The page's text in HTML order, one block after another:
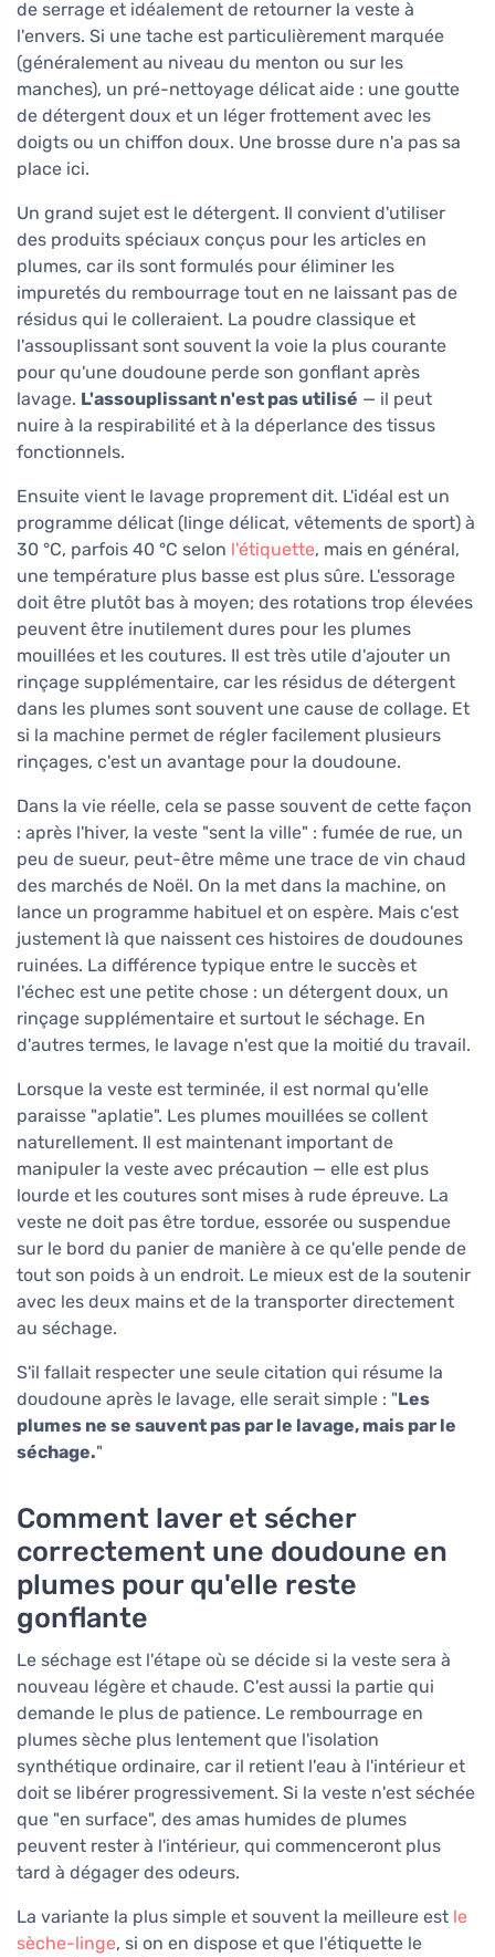
de serrage et idéalement de retourner la veste à
l'envers. Si une tache est particulièrement marquée
(généralement au niveau du menton ou sur les
manches), un pré-nettoyage délicat aide : une goutte
de détergent doux et un léger frottement avec les
doigts ou un chiffon doux. Une brosse dure n'a pas sa
place ici.
Un grand sujet est le détergent. Il convient d'utiliser
des produits spéciaux conçus pour les articles en
plumes, car ils sont formulés pour éliminer les
impuretés du rembourrage tout en ne laissant pas de
résidus qui le colleraient. La poudre classique et
l'assouplissant sont souvent la voie la plus courante
pour qu'une doudoune perde son gonflant après
lavage. L'assouplissant n'est pas utilisé — il peut
nuire à la respirabilité et à la déperlance des tissus
fonctionnels.
Ensuite vient le lavage proprement dit. L'idéal est un
programme délicat (linge délicat, vêtements de sport) à
30 °C, parfois 40 °C selon l'étiquette, mais en général,
une température plus basse est plus sûre. L'essorage
doit être plutôt bas à moyen; des rotations trop élevées
peuvent être inutilement dures pour les plumes
mouillées et les coutures. Il est très utile d'ajouter un
rinçage supplémentaire, car les résidus de détergent
dans les plumes sont souvent une cause de collage. Et
si la machine permet de régler facilement plusieurs
rinçages, c'est un avantage pour la doudoune.
Dans la vie réelle, cela se passe souvent de cette façon
: après l'hiver, la veste "sent la ville" : fumée de rue, un
peu de sueur, peut-être même une trace de vin chaud
des marchés de Noël. On la met dans la machine, on
lance un programme habituel et on espère. Mais c'est
justement là que naissent ces histoires de doudounes
ruinées. La différence typique entre le succès et
l'échec est une petite chose : un détergent doux, un
rinçage supplémentaire et surtout le séchage. En
d'autres termes, le lavage n'est que la moitié du travail.
Lorsque la veste est terminée, il est normal qu'elle
paraisse "aplatie". Les plumes mouillées se collent
naturellement. Il est maintenant important de
manipuler la veste avec précaution — elle est plus
lourde et les coutures sont mises à rude épreuve. La
veste ne doit pas être tordue, essorée ou suspendue
sur le bord du panier de manière à ce qu'elle pende de
tout son poids à un endroit. Le mieux est de la soutenir
avec les deux mains et de la transporter directement
au séchage.
S'il fallait respecter une seule citation qui résume la
doudoune après le lavage, elle serait simple : "Les
plumes ne se sauvent pas par le lavage, mais par le
séchage."
Comment laver et sécher
correctement une doudoune en
plumes pour qu'elle reste
gonflante
Le séchage est l'étape où se décide si la veste sera à
nouveau légère et chaude. C'est aussi la partie qui
demande le plus de patience. Le rembourrage en
plumes sèche plus lentement que l'isolation
synthétique ordinaire, car il retient l'eau à l'intérieur et
doit se libérer progressivement. Si la veste n'est séchée
que "en surface", des amas humides de plumes
peuvent rester à l'intérieur, qui commenceront plus
tard à dégager des odeurs.
La variante la plus simple et souvent la meilleure est le
sèche-linge, si on en dispose et que l'étiquette le